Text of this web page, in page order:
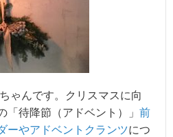
ゃんです。クリスマスに向
「待降節（アドベント）」 前
ーやアドベントクランツにつ